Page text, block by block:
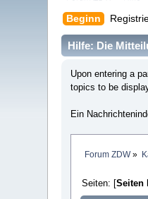
Beginn
Hilfe: Die
Upon entering a
topics to be
Ein
Forum ZDW»
Seiten: [Seiten